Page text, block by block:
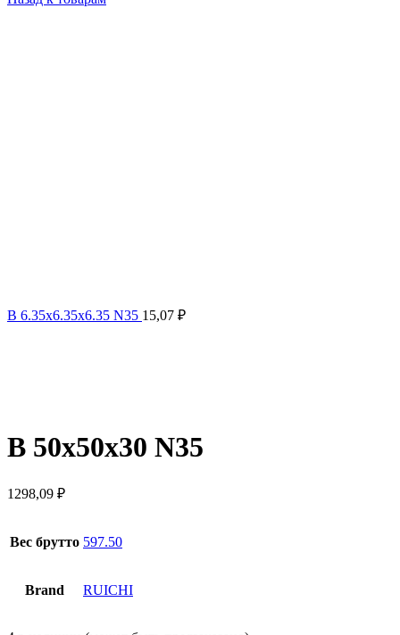
B 6.35x6.35x6.35 N35 15,07 ₽
B 50x50x30 N35
1298,09 ₽
Вес брутто 597.50
Brand RUICHI